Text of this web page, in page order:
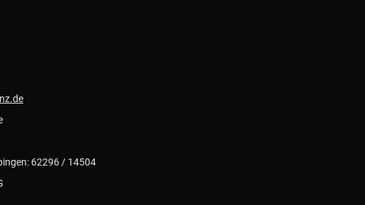
62296 / 14504